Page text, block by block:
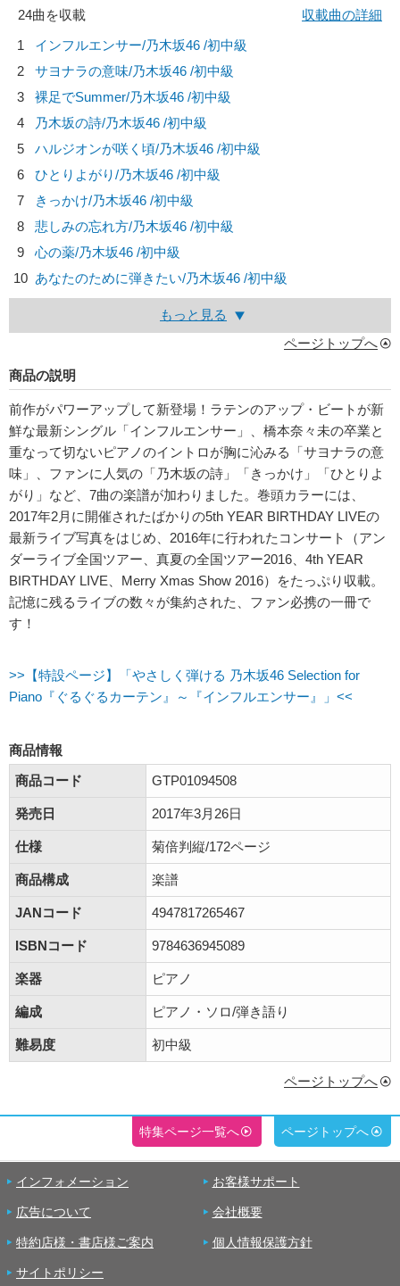
24曲を収載
収載曲の詳細
1
インフルエンサー/乃木坂46 /初中級
2
サヨナラの意味/乃木坂46 /初中級
3
裸足でSummer/乃木坂46 /初中級
4
乃木坂の詩/乃木坂46 /初中級
5
ハルジオンが咲く頃/乃木坂46 /初中級
6
ひとりよがり/乃木坂46 /初中級
7
きっかけ/乃木坂46 /初中級
8
悲しみの忘れ方/乃木坂46 /初中級
9
心の薬/乃木坂46 /初中級
10 あなたのために弾きたい/乃木坂46 /初中級
もっと見る
ページトップへ
商品の説明
前作がパワーアップして新登場！ラテンのアップ・ビートが新
鮮な最新シングル「インフルエンサー」、橋本奈々未の卒業と
重なって切ないピアノのイントロが胸に沁みる「サヨナラの意
味」、ファンに人気の「乃木坂の詩」「きっかけ」「ひとりよ
がり」など、7曲の楽譜が加わりました。巻頭カラーには、
2017年2月に開催されたばかりの5th YEAR BIRTHDAY LIVEの
最新ライブ写真をはじめ、2016年に行われたコンサート（アン
ダーライブ全国ツアー、真夏の全国ツアー2016、4th YEAR
BIRTHDAY LIVE、Merry Xmas Show 2016）をたっぷり収載。
記憶に残るライブの数々が集約された、ファン必携の一冊で
す！
>>【特設ページ】「やさしく弾ける 乃木坂46 Selection for
Piano『ぐるぐるカーテン』～『インフルエンサー』」<<
商品情報
商品コード
GTP01094508
発売日 2017年3月26日
仕様 菊倍判縦/172ページ
商品構成 楽譜
JANコード 4947817265467
ISBNコード 9784636945089
楽器 ピアノ
編成 ピアノ・ソロ/弾き語り
難易度 初中級
ページトップへ
特集ページ一覧へ ページトップへ
インフォメーション お客様サポート
広告について 会社概要
特約店様・書店様ご案内 個人情報保護方針
サイトポリシー